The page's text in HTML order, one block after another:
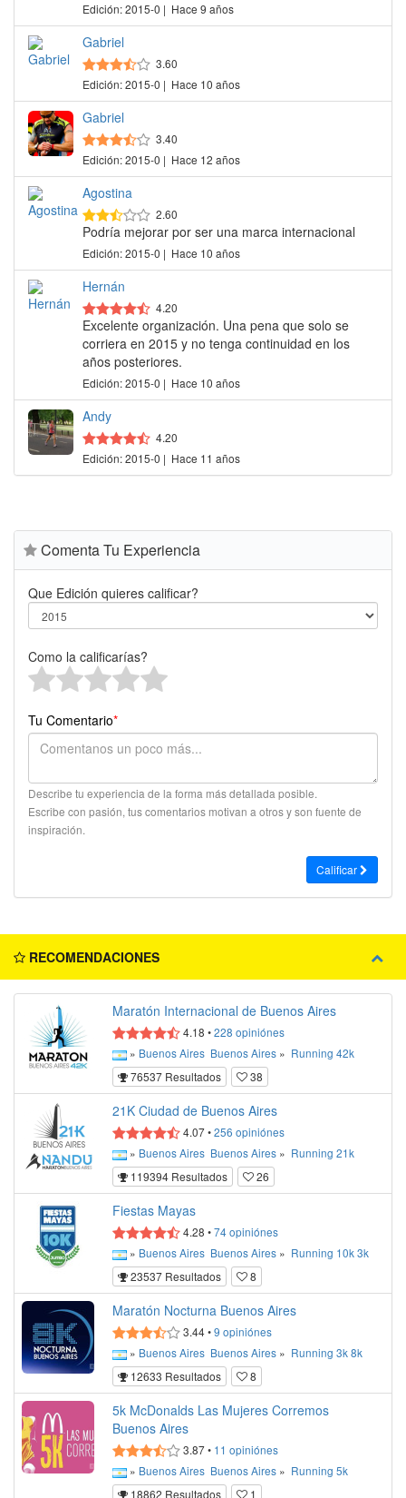
Edición: 2015-0 | Hace 9 años
Gabriel
3.60
Edición: 2015-0 | Hace 10 años
Gabriel
3.40
Edición: 2015-0 | Hace 12 años
Agostina
2.60
Podría mejorar por ser una marca internacional
Edición: 2015-0 | Hace 10 años
Hernán
4.20
Excelente organización. Una pena que solo se
corriera en 2015 y no tenga continuidad en los
años posteriores.
Edición: 2015-0 | Hace 10 años
Andy
4.20
Edición: 2015-0 | Hace 11 años
Comenta Tu Experiencia
Que Edición quieres calificar?
Como la calificarías?
Tu Comentario*
Describe tu experiencia de la forma más detallada posible.
Escribe con pasión, tus comentarios motivan a otros y son fuente de
inspiración.
Calificar
RECOMENDACIONES
Maratón Internacional de Buenos Aires
4.18 •228 opiniónes
» Buenos Aires Buenos Aires » Running 42k
76537 Resultados
38
21K Ciudad de Buenos Aires
4.07•256 opiniónes
» Buenos Aires Buenos Aires » Running 21k
119394 Resultados
26
Fiestas Mayas
4.28 •74opiniónes
» Buenos Aires Buenos Aires » Running 10k3k
23537 Resultados
8
Maratón Nocturna Buenos Aires
3.44•9 opiniónes
» Buenos Aires Buenos Aires » Running 3k8k
12633 Resultados
8
5k McDonalds Las Mujeres Corremos
Buenos Aires
3.87• 11 opiniónes
» Buenos Aires Buenos Aires » Running 5k
18862 Resultados
1